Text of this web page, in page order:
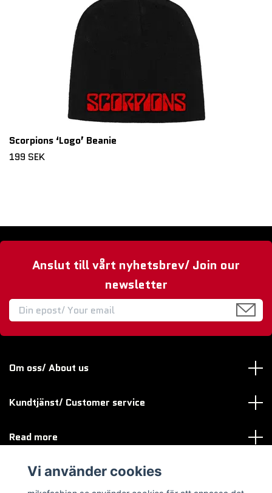
Scorpions ‘Logo’ Beanie
199 SEK
Anslut till vårt nyhetsbrev/ Join our
newsletter
Om oss/ About us
Kundtjänst/ Customer service
Read more
Sociala medier
Vi använder cookies